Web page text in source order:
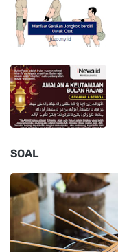
SOAL